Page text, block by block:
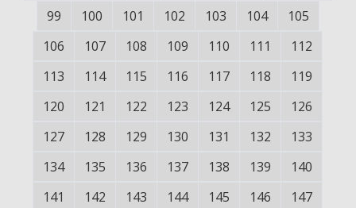
99
100 101 102 103 104
105
106
107 108 109 110 111
112
113
114 115 116 117 118
119
120
121 122 123 124 125
126
127
128 129 130 131 132
133
134
135 136 137 138 139
140
141
142 143 144 145 146
147